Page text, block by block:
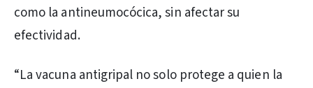
como la antineumocócica, sin afectar su
efectividad.
“La vacuna antigripal no solo protege a quien la